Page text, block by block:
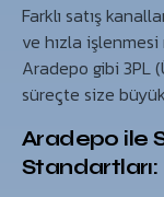
Farklı satış
ve hızla
Aradepo gibi 3PL
süreçte size
Aradepo ile
Standartları: